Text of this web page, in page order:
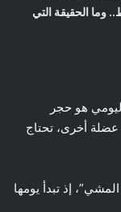
وما الحقيقة التي
هو حجر
أخرى، تحتاج
إذ تبدأ يومها